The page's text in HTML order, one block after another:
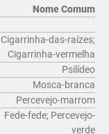
Nome Comum
Cigarrinha-das-raízes;
Cigarrinha-vermelha
Psilídeo
Mosca-branca
Percevejo-marrom
Fede-fede; Percevejo-
verde